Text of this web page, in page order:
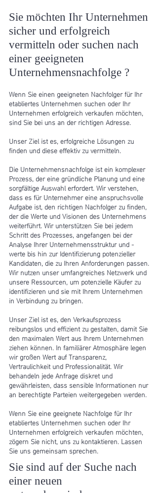
Sie möchten Ihr Unternehmen
sicher und erfolgreich
vermitteln oder suchen nach
einer geeigneten
Unternehmensnachfolge ?
Wenn Sie einen geeigneten Nachfolger für Ihr
etabliertes Unternehmen suchen oder Ihr
Unternehmen erfolgreich verkaufen möchten,
sind Sie bei uns an der richtigen Adresse.
Unser Ziel ist es, erfolgreiche Lösungen zu
finden und diese effektiv zu vermitteln.
Die Unternehmensnachfolge ist ein komplexer
Prozess, der eine gründliche Planung und eine
sorgfältige Auswahl erfordert. Wir verstehen,
dass es für Unternehmer eine anspruchsvolle
Aufgabe ist, den richtigen Nachfolger zu finden,
der die Werte und Visionen des Unternehmens
weiterführt. Wir unterstützen Sie bei jedem
Schritt des Prozesses, angefangen bei der
Analyse Ihrer Unternehmensstruktur und -
werte bis hin zur Identifizierung potenzieller
Kandidaten, die zu Ihren Anforderungen passen.
Wir nutzen unser umfangreiches Netzwerk und
unsere Ressourcen, um potenzielle Käufer zu
identifizieren und sie mit Ihrem Unternehmen
in Verbindung zu bringen.
Unser Ziel ist es, den Verkaufsprozess
reibungslos und effizient zu gestalten, damit Sie
den maximalen Wert aus Ihrem Unternehmen
ziehen können. In familiärer Atmosphäre legen
wir großen Wert auf Transparenz,
Vertraulichkeit und Professionalität. Wir
behandeln jede Anfrage diskret und
gewährleisten, dass sensible Informationen nur
an berechtigte Parteien weitergegeben werden.
Wenn Sie eine geeignete Nachfolge für Ihr
etabliertes Unternehmen suchen oder Ihr
Unternehmen erfolgreich verkaufen möchten,
zögern Sie nicht, uns zu kontaktieren. Lassen
Sie uns gemeinsam sprechen.
Sie sind auf der Suche nach
einer neuen